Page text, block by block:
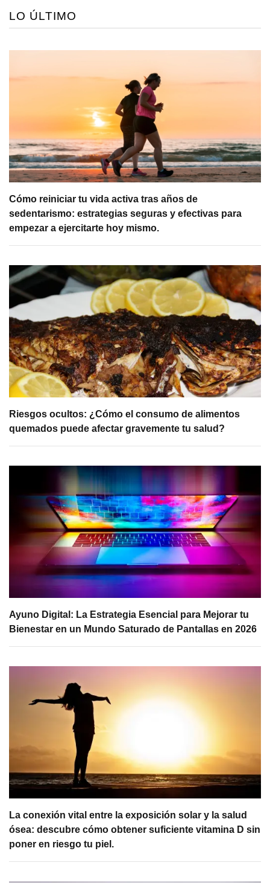
LO ÚLTIMO
Cómo reiniciar tu vida activa tras años de
sedentarismo: estrategias seguras y efectivas para
empezar a ejercitarte hoy mismo.
Riesgos ocultos: ¿Cómo el consumo de alimentos
quemados puede afectar gravemente tu salud?
Ayuno Digital: La Estrategia Esencial para Mejorar tu
Bienestar en un Mundo Saturado de Pantallas en 2026
La conexión vital entre la exposición solar y la salud
ósea: descubre cómo obtener suficiente vitamina D sin
poner en riesgo tu piel.